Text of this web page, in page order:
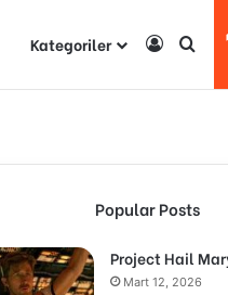
Kategoriler Kayıt Ol
Popular Posts
Project Hail
Mart 12, 2026